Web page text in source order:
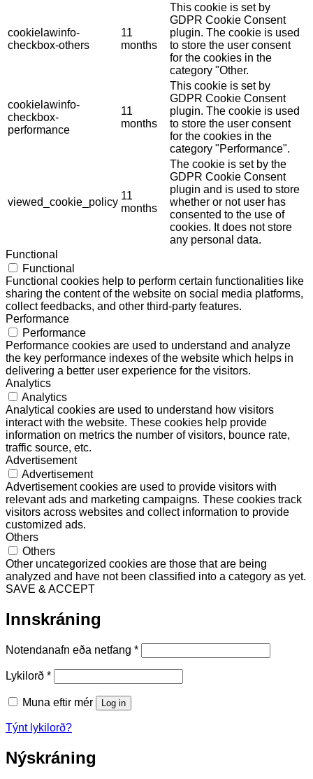
cookielawinfo-
checkbox-others
11
months
This cookie is set by
GDPR Cookie Consent
plugin. The cookie is used
to store the user consent
for the cookies in the
category "Other.
cookielawinfo-
checkbox-
performance
11
months
This cookie is set by
GDPR Cookie Consent
plugin. The cookie is used
to store the user consent
for the cookies in the
category "Performance".
viewed_cookie_policy
11
months
The cookie is set by the
GDPR Cookie Consent
plugin and is used to store
whether or not user has
consented to the use of
cookies. It does not store
any personal data.
Functional
Functional
Functional cookies help to perform certain functionalities like
sharing the content of the website on social media platforms,
collect feedbacks, and other third-party features.
Performance
Performance
Performance cookies are used to understand and analyze
the key performance indexes of the website which helps in
delivering a better user experience for the visitors.
Analytics
Analytics
Analytical cookies are used to understand how visitors
interact with the website. These cookies help provide
information on metrics the number of visitors, bounce rate,
traffic source, etc.
Advertisement
Advertisement
Advertisement cookies are used to provide visitors with
relevant ads and marketing campaigns. These cookies track
visitors across websites and collect information to provide
customized ads.
Others
Others
Other uncategorized cookies are those that are being
analyzed and have not been classified into a category as yet.
SAVE & ACCEPT
Innskráning
Notendanafn eða netfang *Required
Lykilorð *Required
Muna eftir mér Log in
Týnt lykilorð?
Nýskráning